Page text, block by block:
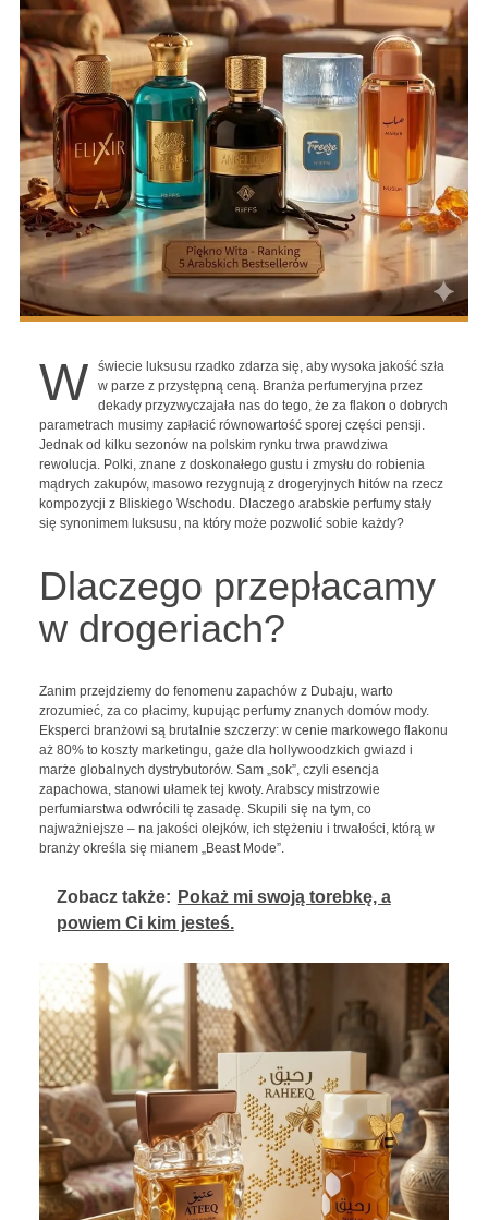
W
świecie luksusu rzadko zdarza się, aby wysoka jakość szła
w parze z przystępną ceną. Branża perfumeryjna przez
dekady przyzwyczajała nas do tego, że za flakon o dobrych
parametrach musimy zapłacić równowartość sporej części pensji.
Jednak od kilku sezonów na polskim rynku trwa prawdziwa
rewolucja. Polki, znane z doskonałego gustu i zmysłu do robienia
mądrych zakupów, masowo rezygnują z drogeryjnych hitów na rzecz
kompozycji z Bliskiego Wschodu. Dlaczego arabskie perfumy stały
się synonimem luksusu, na który może pozwolić sobie każdy?
Dlaczego przepłacamy
w drogeriach?
Zanim przejdziemy do fenomenu zapachów z Dubaju, warto
zrozumieć, za co płacimy, kupując perfumy znanych domów mody.
Eksperci branżowi są brutalnie szczerzy: w cenie markowego flakonu
aż 80% to koszty marketingu, gaże dla hollywoodzkich gwiazd i
marże globalnych dystrybutorów. Sam „sok”, czyli esencja
zapachowa, stanowi ułamek tej kwoty. Arabscy mistrzowie
perfumiarstwa odwrócili tę zasadę. Skupili się na tym, co
najważniejsze – na jakości olejków, ich stężeniu i trwałości, którą w
branży określa się mianem „Beast Mode”.
Zobacz także: Pokaż mi swoją torebkę, a
powiem Ci kim jesteś.